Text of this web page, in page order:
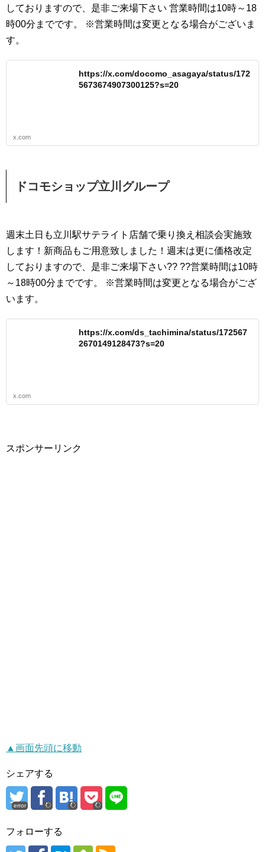
しておりますので、是非ご来場下さい 営業時間は10時～18
時00分までです。 ※営業時間は変更となる場合がございま
す。
https://x.com/docomo_asagaya/status/172
5673674907300125?s=20
x.com
ドコモショップ立川グループ
週末土日も立川駅サテライト店舗で乗り換え相談会実施致
します！新商品もご用意致しました！週末は更に価格改定
しておりますので、是非ご来場下さい?? ??営業時間は10時
～18時00分までです。 ※営業時間は変更となる場合がござ
います。
https://x.com/ds_tachimina/status/172567
2670149128473?s=20
x.com
スポンサーリンク
▲画面先頭に移動
シェアする
error
フォローする